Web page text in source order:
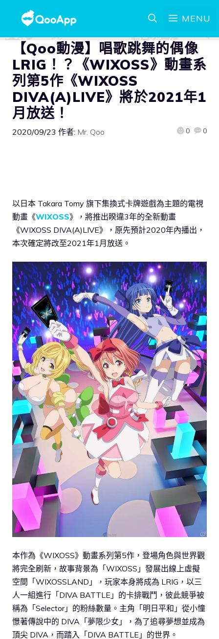
MENU
【Qoo動漫】唱歌跳舞的偶像
LRIG！？《WIXOSS》動畫系
列第5作《WIXOSS
DIVA(A)LIVE》將於2021年1
月放送！
2020/09/23 作者: Mr. Qoo 0 0
以日本 Takara Tomy 旗下集換式卡牌遊戲為主題的電視
動畫《WIXOSS》，將推出睽違3年的全新動畫
《WIXOSS DIVA(A)LIVE》，原先預計2020年內播出，
本次確定將改至2021年1月放送。
本作為《WIXOSS》動畫系列第5作，登場角色與世界觀
將完全刷新，故事背景為「WIXOSS」發展出線上虛擬
空間「WIXOSSLAND」，玩家本身將成為 LRIG，以三
人一組進行「DIVA BATTLE」的卡排戰鬥，彼此競爭被
稱為「Selector」的粉絲數量。主角「明日平和」從小憧
憬著傳說中的 DIVA「夢限少女」，為了追尋夢想並成為
頂尖 DIVA，而踏入「DIVA BATTLE」的世界。